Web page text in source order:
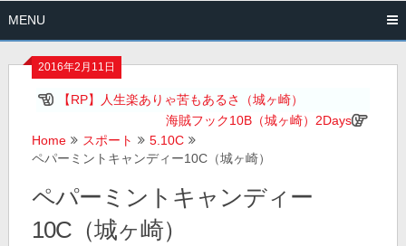
MENU
2016年2月11日
【RP】人生楽ありゃ苦もあるさ（城ヶ崎）
海賊フック10B（城ヶ崎）2Days
Home
スポート
5.10C
ペパーミントキャンディー10C（城ヶ崎）
ペパーミントキャンディー
10C（城ヶ崎）